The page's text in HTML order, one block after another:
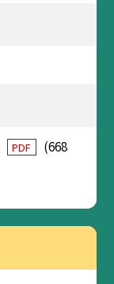
PDF
(668